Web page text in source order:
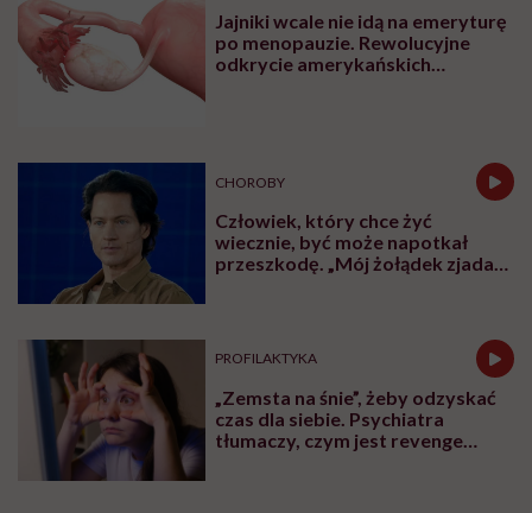
Jajniki wcale nie idą na emeryturę
po menopauzie. Rewolucyjne
odkrycie amerykańskich
CHOROBY
Człowiek, który chce żyć
wiecznie, być może napotkał
przeszkodę. „Mój żołądek zjada
PROFILAKTYKA
„Zemsta na śnie”, żeby odzyskać
czas dla siebie. Psychiatra
tłumaczy, czym jest revenge